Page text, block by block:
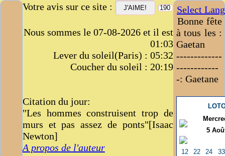
Select
Bonne fête
à tous les :
Gaetan
-------------
------------
-: Gaetane
5
12 22 24 33
Votre avis sur ce site :
Nous sommes le 07-08-2026 et il est
01:03
Lever du soleil(Paris) : 05:32
Coucher du soleil : 20:19
Citation du jour:
"Les hommes construisent trop de
murs et pas assez de ponts"[Isaac
Newton]
A propos de l'auteur